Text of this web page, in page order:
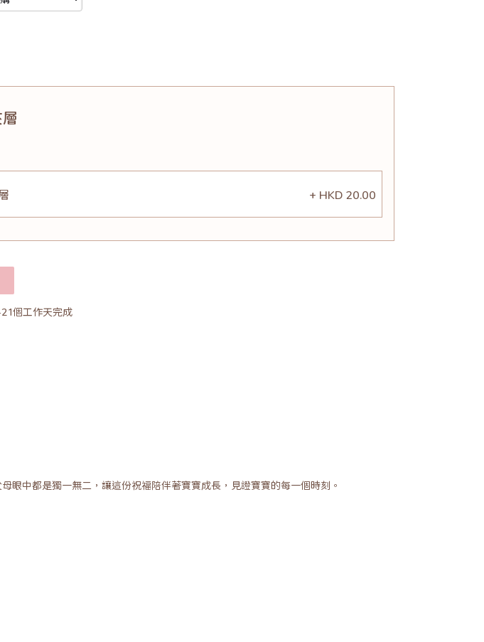
+ HKD 20.00
個工作天完成
眼中都是獨一無二，讓這份祝福陪伴著寶寶成長，見證寶寶的每一個時刻。